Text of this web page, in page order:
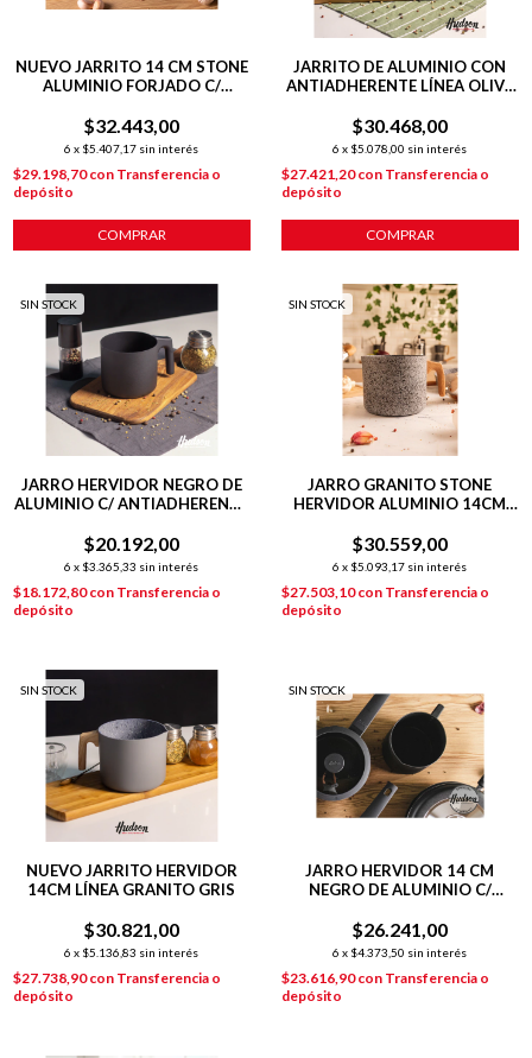
NUEVO JARRITO 14 CM STONE
ALUMINIO FORJADO C/
INDUCCION
$32.443,00
6 x $5.407,17 sin interés
$29.198,70con Transferencia o
depósito
COMPRAR
JARRITO DE ALUMINIO CON
ANTIADHERENTE LÍNEA OLIVE
$30.468,00
6 x $5.078,00 sin interés
$27.421,20con Transferencia o
depósito
COMPRAR
SIN STOCK
JARRO HERVIDOR NEGRO DE
ALUMINIO C/ ANTIADHERENTE
$20.192,00
6 x $3.365,33 sin interés
$18.172,80con Transferencia o
depósito
SIN STOCK
JARRO GRANITO STONE
HERVIDOR ALUMINIO 14CM
$30.559,00
6 x $5.093,17 sin interés
$27.503,10con Transferencia o
depósito
SIN STOCK
NUEVO JARRITO HERVIDOR
14CM LÍNEA GRANITO GRIS
$30.821,00
6 x $5.136,83 sin interés
$27.738,90con Transferencia o
depósito
SIN STOCK
JARRO HERVIDOR 14 CM
NEGRO DE ALUMINIO C/
$26.241,00
6 x $4.373,50 sin interés
$23.616,90con Transferencia o
depósito